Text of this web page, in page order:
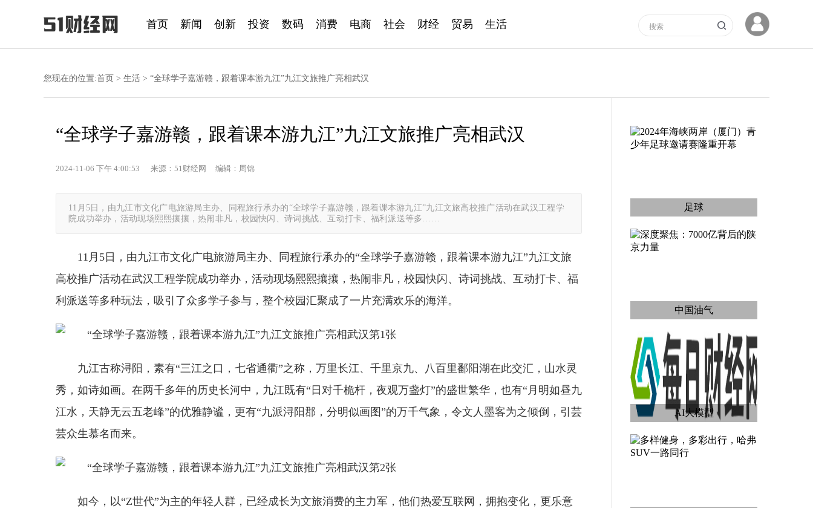
首页 新闻 创新 投资 数码 消费 电商 社会 财经 贸易 生活
您现在的位置:首页 > 生活 > “全球学子嘉游赣，跟着课本游九江”九江文旅推广亮相武汉
“全球学子嘉游赣，跟着课本游九江”九江文旅推广亮相武汉
2024-11-06 下午 4:00:53 来源：51财经网 编辑：周锦
11月5日，由九江市文化广电旅游局主办、同程旅行承办的“全球学子嘉游赣，跟着课本游九江”九江文旅高校推广活动在武汉工程学
院成功举办，活动现场熙熙攘攘，热闹非凡，校园快闪、诗词挑战、互动打卡、福利派送等多……
11月5日，由九江市文化广电旅游局主办、同程旅行承办的“全球学子嘉游赣，跟着课本游九江”九江文旅
高校推广活动在武汉工程学院成功举办，活动现场熙熙攘攘，热闹非凡，校园快闪、诗词挑战、互动打卡、福
利派送等多种玩法，吸引了众多学子参与，整个校园汇聚成了一片充满欢乐的海洋。
九江古称浔阳，素有“三江之口，七省通衢”之称，万里长江、千里京九、八百里鄱阳湖在此交汇，山水灵
秀，如诗如画。在两千多年的历史长河中，九江既有“日对千桅杆，夜观万盏灯”的盛世繁华，也有“月明如昼九
江水，天静无云五老峰”的优雅静谧，更有“九派浔阳郡，分明似画图”的万千气象，令文人墨客为之倾倒，引芸
芸众生慕名而来。
如今，以“Z世代”为主的年轻人群，已经成长为文旅消费的主力军，他们热爱互联网，拥抱变化，更乐意
足球
中国油气
AI大模型